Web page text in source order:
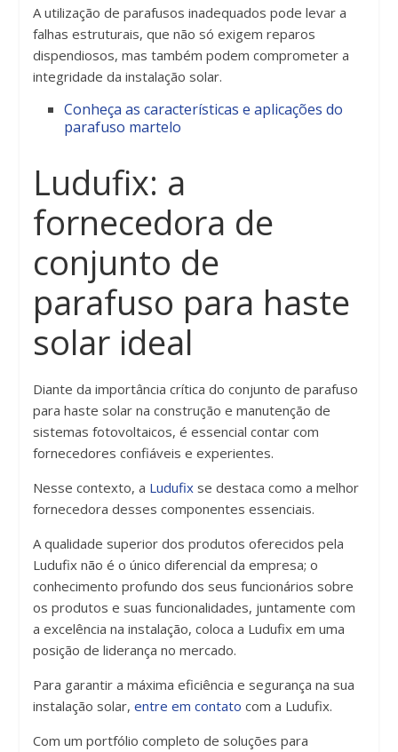
A utilização de parafusos inadequados pode levar a
falhas estruturais, que não só exigem reparos
dispendiosos, mas também podem comprometer a
integridade da instalação solar.
Conheça as características e aplicações do
parafuso martelo
Ludufix: a
fornecedora de
conjunto de
parafuso para haste
solar ideal
Diante da importância crítica do conjunto de parafuso
para haste solar na construção e manutenção de
sistemas fotovoltaicos, é essencial contar com
fornecedores confiáveis e experientes.
Nesse contexto, a Ludufix se destaca como a melhor
fornecedora desses componentes essenciais.
A qualidade superior dos produtos oferecidos pela
Ludufix não é o único diferencial da empresa; o
conhecimento profundo dos seus funcionários sobre
os produtos e suas funcionalidades, juntamente com
a excelência na instalação, coloca a Ludufix em uma
posição de liderança no mercado.
Para garantir a máxima eficiência e segurança na sua
instalação solar,entre em contato com a Ludufix.
Com um portfólio completo de soluções para